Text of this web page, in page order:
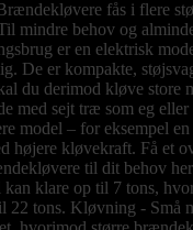
fås i flere
mindre behov og
er en elektrisk
De er kompakte,
du derimod kløve store
med sejt træ som eg
model – for eksempel
højere kløvekraft. Få et
til dit behov
klare op til 7 tons,
22 tons. Kløvning - Små